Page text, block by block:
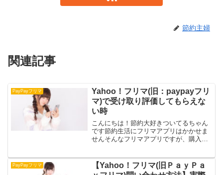
節約主婦
関連記事
PayPayフリマ
Yahoo！フリマ(旧：paypayフリ
マ)で受け取り評価してもらえな
い時
こんにちは！節約大好きついてるちゃん
です節約生活にフリマアプリはかかせま
せんそんなフリマアプリですが、購入者
Yahoo！フリマ(旧：paypayフリマ)で受け
取り評価しても...
PayPayフリマ
【Yahoo！フリマ(旧ＰａｙＰａ